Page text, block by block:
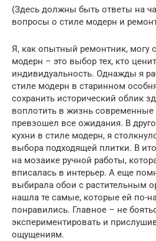
(Здесь должны быть ответы на
вопросы о стиле модерн и
Я, как опытный ремонтник, могу
модерн – это выбор тех, кто
индивидуальность. Однажды я
стиле модерн в старинном
сохранить исторический облик
воплотить в жизнь современные
превзошел все ожидания. В
кухни в стиле модерн, я
выбора подходящей плитки. В
на мозаике ручной работы,
вписалась в интерьер. А еще
выбирала обои с растительным
нашла те самые, которые ей по-
понравились. Главное – не
экспериментировать и
ощущениям.